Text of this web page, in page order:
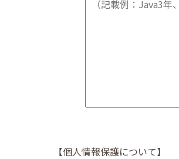
【個人情報保護について】